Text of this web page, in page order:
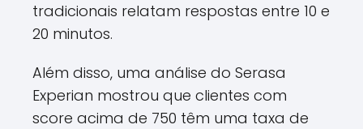
tradicionais relatam respostas entre 10 e
20 minutos.
Além disso, uma análise do Serasa
Experian mostrou que clientes com
score acima de 750 têm uma taxa de